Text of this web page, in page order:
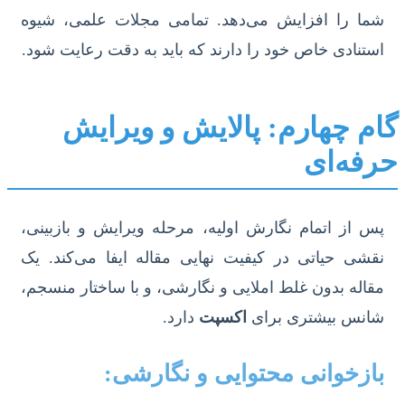
شما را افزایش می‌دهد. تمامی مجلات علمی، شیوه
استنادی خاص خود را دارند که باید به دقت رعایت شود.
گام چهارم: پالایش و ویرایش
حرفه‌ای
پس از اتمام نگارش اولیه، مرحله ویرایش و بازبینی،
نقشی حیاتی در کیفیت نهایی مقاله ایفا می‌کند. یک
مقاله بدون غلط املایی و نگارشی، و با ساختار منسجم،
شانس بیشتری برای اکسپت دارد.
بازخوانی محتوایی و نگارشی: